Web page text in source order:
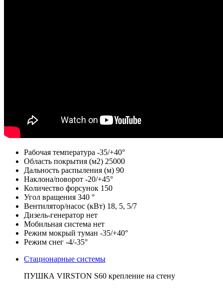
Рабочая температура -35/+40°
Область покрытия (м2) 25000
Дальность распыления (м) 90
Наклона/поворот -20/+45°
Количество форсунок 150
Угол вращения 340 °
Вентилятор/насос (кВт) 18, 5, 5/7
Дизель-генератор нет
Мобильная система нет
Режим мокрый туман -35/+40°
Режим снег -4/-35°
Стационарные системы
ПУШКА VIRSTON S60 крепление на стену